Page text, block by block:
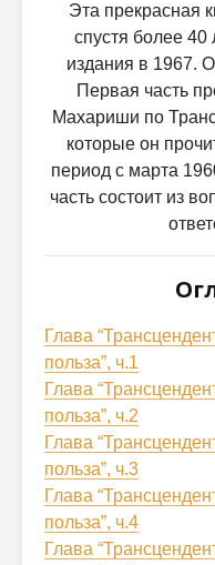
Эта прекрасная
спустя более 40
издания в 1967.
Первая часть
Махариши по
которые он
период с марта
часть состоит из
Глава
польза”, ч.1
Глава
польза”, ч.2
Глава
польза”, ч.3
Глава
польза”, ч.4
Глава